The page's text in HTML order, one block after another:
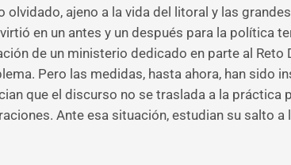
ajeno a la vida del litoral y las
en un antes y un después para la política
de un ministerio dedicado en parte al Reto
Pero las medidas, hasta ahora, han sido
que el discurso no se traslada a la práctica
Ante esa situación, estudian su salto a